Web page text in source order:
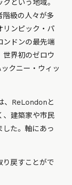
という地域。
階級の人々が多
リンピック・パ
ンドンの最先端
世界初のゼロウ
クニー・ウィッ
、ReLondonと
、建築家や市民
た。軸にあっ
り戻すことがで